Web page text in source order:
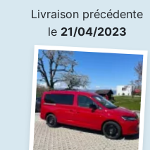
Livraison précédente
le 21/04/2023